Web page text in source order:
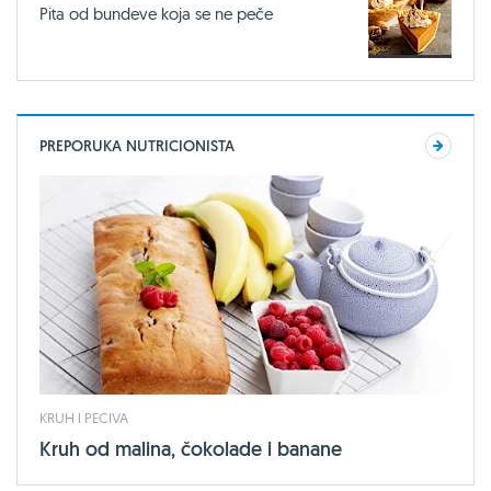
Pita od bundeve koja se ne peče
PREPORUKA NUTRICIONISTA
KRUH I PECIVA
Kruh od malina, čokolade i banane